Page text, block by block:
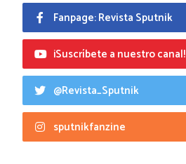
Fanpage: Revista Sputnik
¡Suscríbete a nuestro canal!
@Revista_Sputnik
sputnikfanzine